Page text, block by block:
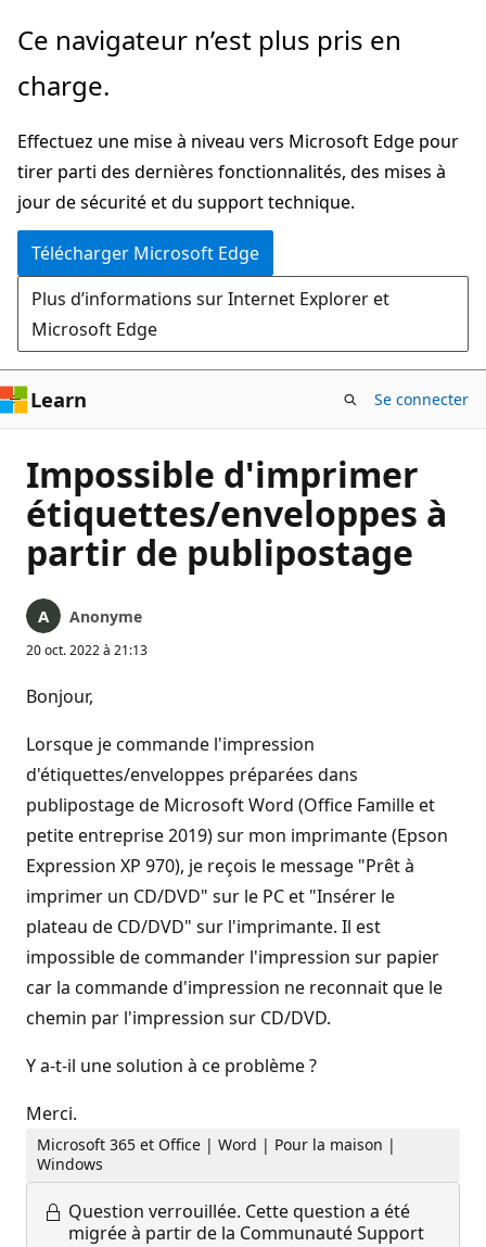
Passer
directement
au
principal
Ce navigateur n’est plus pris en
charge.
Effectuez une mise à niveau vers Microsoft Edge pour
tirer parti des dernières fonctionnalités, des mises à
jour de sécurité et du support technique.
Télécharger Microsoft Edge
Plus d’informations sur Internet Explorer et
Microsoft Edge
Learn Se connecter
Impossible d'imprimer
étiquettes/enveloppes à
partir de publipostage
Anonyme
20 oct. 2022 à 21:13
Bonjour,
Lorsque je commande l'impression
d'étiquettes/enveloppes préparées dans
publipostage de Microsoft Word (Office Famille et
petite entreprise 2019) sur mon imprimante (Epson
Expression XP 970), je reçois le message "Prêt à
imprimer un CD/DVD" sur le PC et "Insérer le
plateau de CD/DVD" sur l'imprimante. Il est
impossible de commander l'impression sur papier
car la commande d'impression ne reconnait que le
chemin par l'impression sur CD/DVD.
Y a-t-il une solution à ce problème ?
Merci.
Microsoft 365 et Office | Word | Pour la maison |
Windows
Question verrouillée. Cette question a été
migrée à partir de la Communauté Support